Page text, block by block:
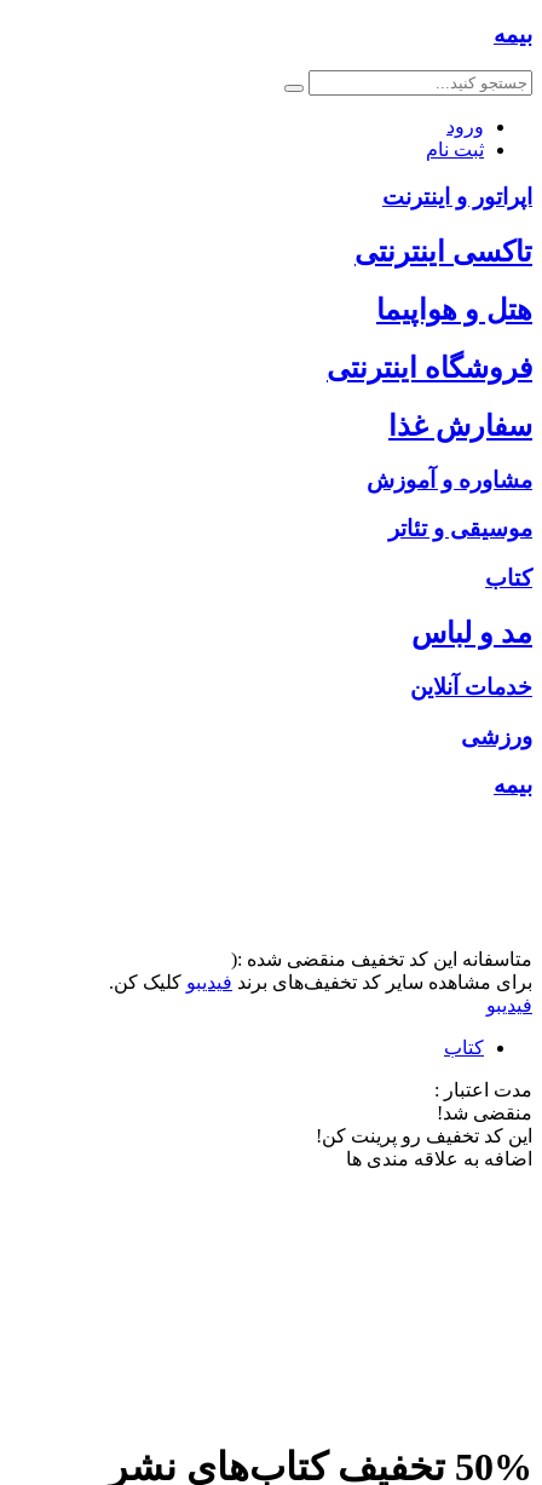
بیمه
ورود
ثبت نام
اپراتور و اینترنت
تاکسی اینترنتی
هتل و هواپیما
فروشگاه اینترنتی
سفارش غذا
مشاوره و آموزش
موسیقی و تئاتر
کتاب
مد و لباس
خدمات آنلاین
ورزشی
بیمه
متاسفانه این کد تخفیف منقضی شده :(
برای مشاهده سایر کد تخفیف‌های برند فیدیبو کلیک کن.
فیدیبو
کتاب
مدت اعتبار :
منقضی شد!
این کد تخفیف رو پرینت کن!
اضافه به علاقه مندی ها
50% تخفیف کتاب‌های نشر